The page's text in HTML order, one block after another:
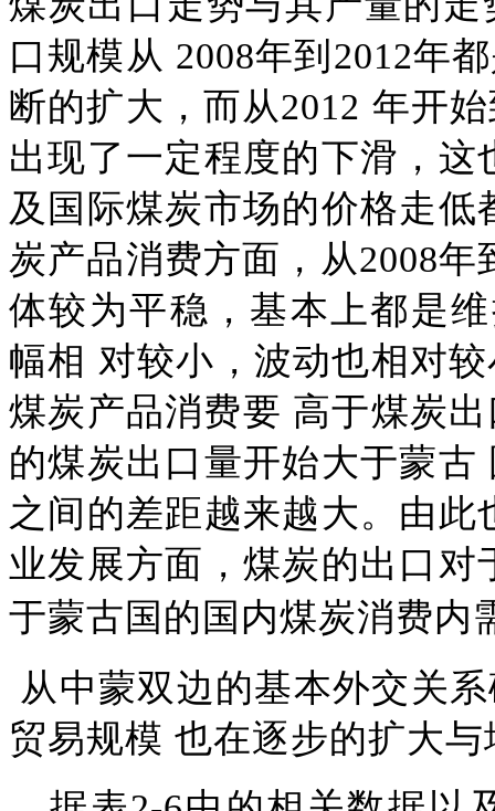
口规模从 2008年到2012年
断的扩大，而从2012 年开
出现了一定程度的下滑，
及国际煤炭市场的价格走
炭产品消费方面，从2008
体较为平稳，基本上都是
幅相 对较小，波动也相对
煤炭产品消费要 高于煤炭
的煤炭出口量开始大于蒙
之间的差距越来越大。由
业发展方面，煤炭的出口
于蒙古国的国内煤炭消费内
从中蒙双边的基本外交关
贸易规模 也在逐步的扩大与